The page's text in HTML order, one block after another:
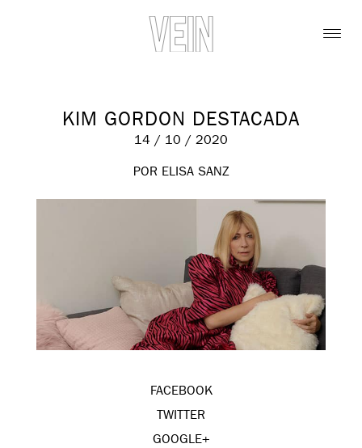
KIM GORDON DESTACADA
14 / 10 / 2020
POR ELISA SANZ
FACEBOOK
TWITTER
GOOGLE+